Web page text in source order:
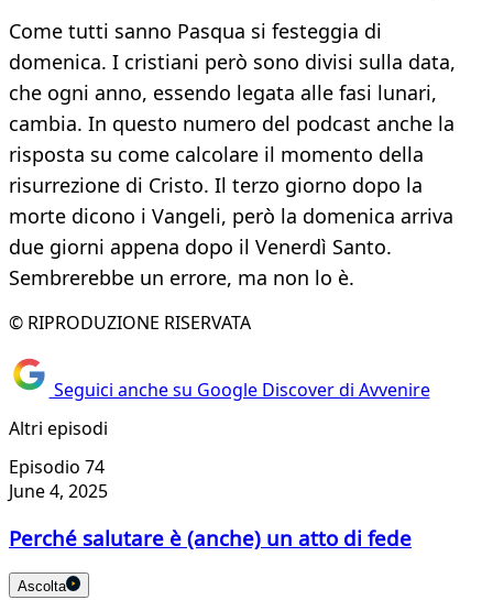
Come tutti sanno Pasqua si festeggia di
domenica. I cristiani però sono divisi sulla data,
che ogni anno, essendo legata alle fasi lunari,
cambia. In questo numero del podcast anche la
risposta su come calcolare il momento della
risurrezione di Cristo. Il terzo giorno dopo la
morte dicono i Vangeli, però la domenica arriva
due giorni appena dopo il Venerdì Santo.
Sembrerebbe un errore, ma non lo è.
© RIPRODUZIONE RISERVATA
Seguici anche su Google Discover di Avvenire
Altri episodi
Episodio 74
June 4, 2025
Perché salutare è (anche) un atto di fede
Ascolta